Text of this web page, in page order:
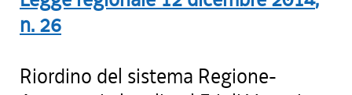
n. 26
Riordino del sistema Regione-